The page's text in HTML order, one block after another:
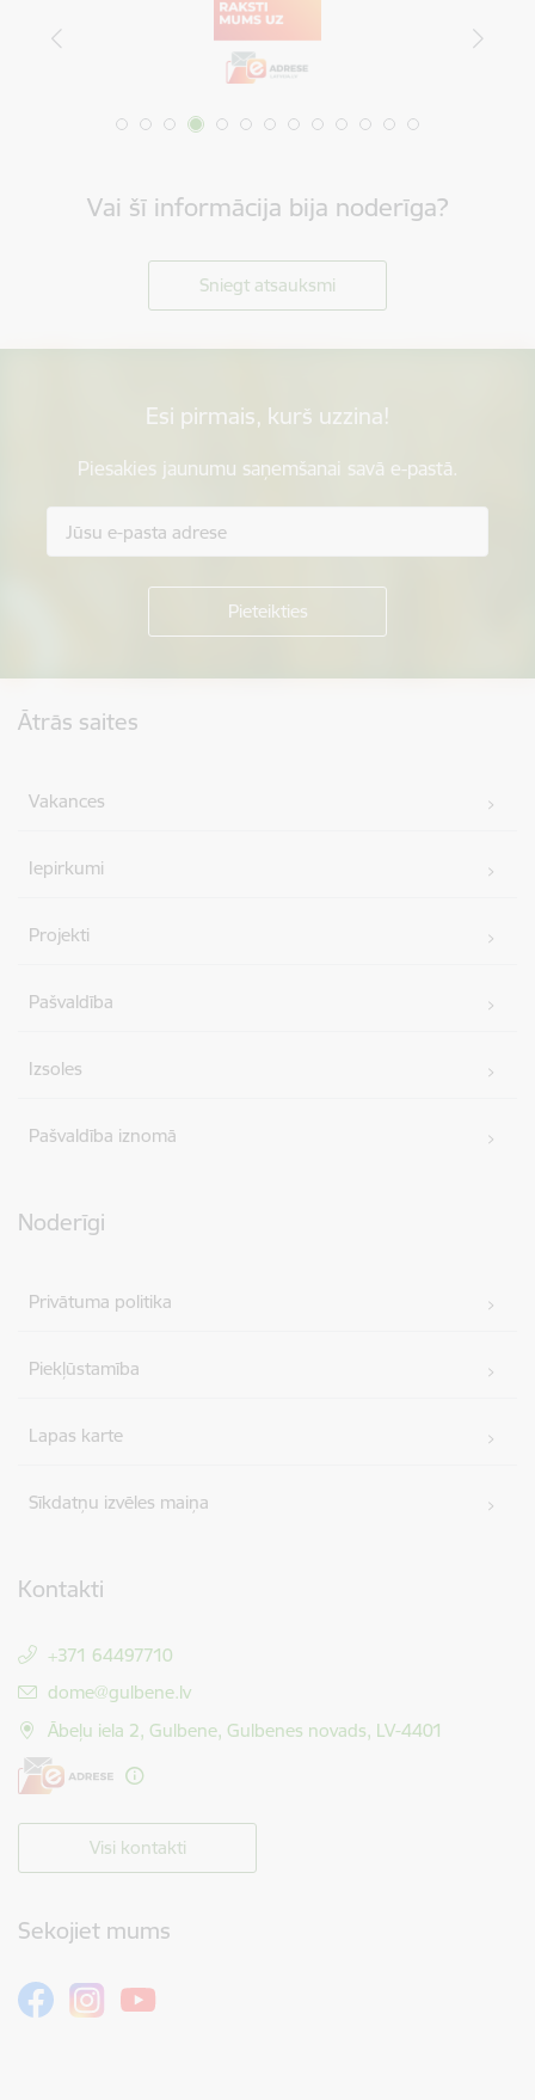
Vai šī informācija bija noderīga?
Sniegt atsauksmi
Esi pirmais, kurš uzzina!
Piesakies jaunumu saņemšanai savā e-pastā.
Ātrās saites
Vakances
Iepirkumi
Projekti
Pašvaldība
Izsoles
Pašvaldība iznomā
Noderīgi
Privātuma politika
Piekļūstamība
Lapas karte
Sīkdatņu izvēles maiņa
Kontakti
+371 64497710
E-pasts:
dome@gulbene.lv
Ābeļu iela 2, Gulbene, Gulbenes novads, LV-4401
Visi kontakti
Sekojiet mums